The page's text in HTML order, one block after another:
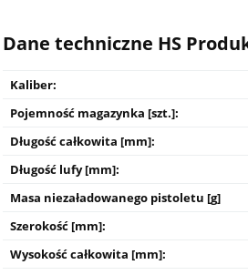
4 399,00 zł
Cena regularna:
Dane techniczne HS
Kaliber:
Pojemność magazynka [szt.]:
Długość całkowita [mm]:
Długość lufy [mm]:
Masa niezaładowanego pistoletu [g]
Szerokość [mm]:
Wysokość całkowita [mm]: